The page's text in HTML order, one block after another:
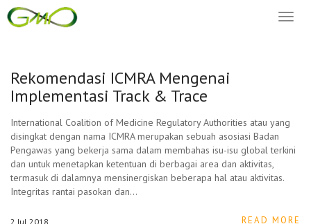
Rekomendasi ICMRA Mengenai
Implementasi Track & Trace
International Coalition of Medicine Regulatory Authorities atau yang
disingkat dengan nama ICMRA merupakan sebuah asosiasi Badan
Pengawas yang bekerja sama dalam membahas isu-isu global terkini
dan untuk menetapkan ketentuan di berbagai area dan aktivitas,
termasuk di dalamnya mensinergiskan beberapa hal atau aktivitas.
Integritas rantai pasokan dan…
2 Jul 2018 READ MORE